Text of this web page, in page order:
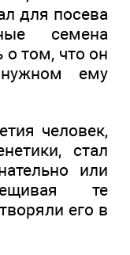
для посева
семена
том, что он
ему
человек,
стал
или
те
его в